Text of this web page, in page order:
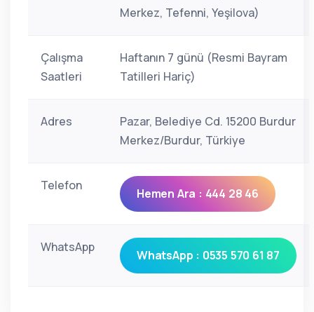
Merkez, Tefenni, Yeşilova)
Çalışma
Saatleri
Haftanın 7 günü (Resmi Bayram
Tatilleri Hariç)
Adres
Pazar, Belediye Cd. 15200 Burdur
Merkez/Burdur, Türkiye
Telefon
Hemen Ara : 444 28 46
WhatsApp
WhatsApp : 0535 570 61 87